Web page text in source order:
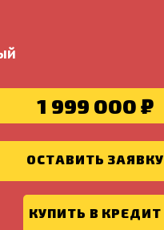
1 999 000 ₽
ОСТАВИТЬ ЗАЯВКУ
КУПИТЬ В КРЕДИТ